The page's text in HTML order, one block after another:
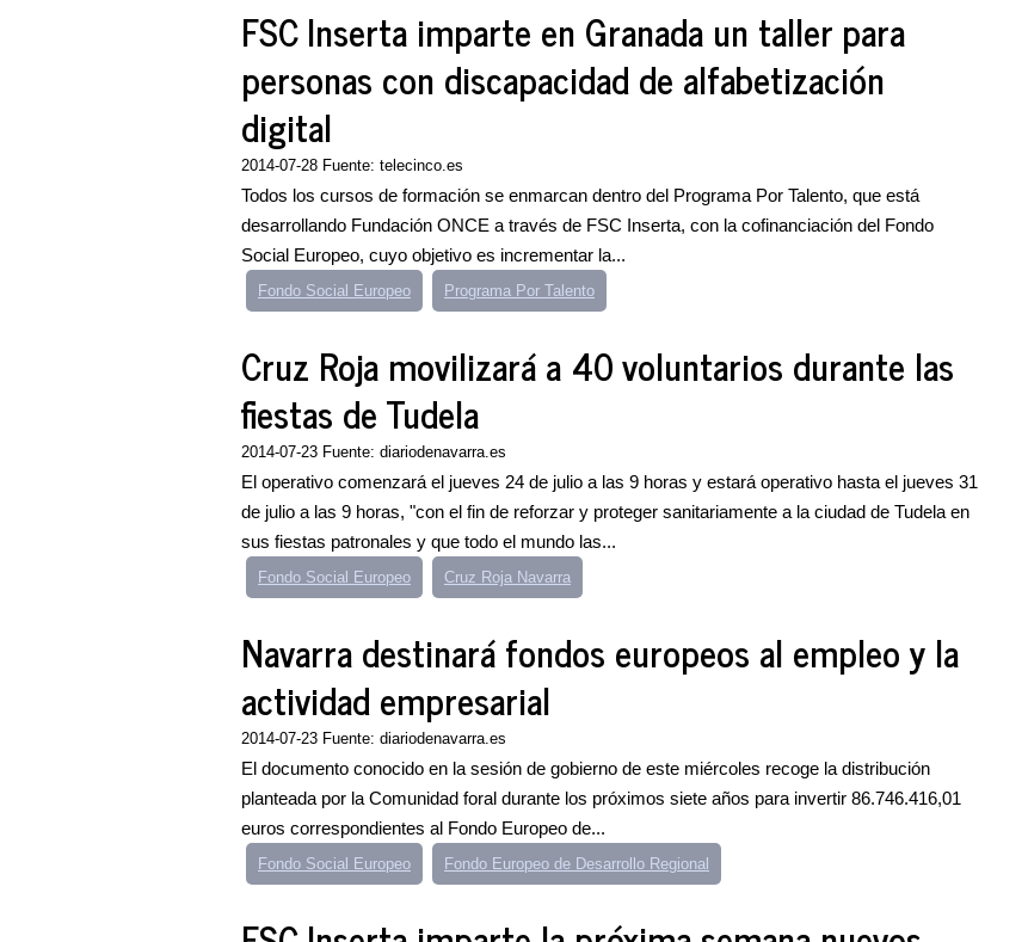
FSC Inserta imparte en Granada un taller para
personas con discapacidad de alfabetización
digital
2014-07-28 Fuente: telecinco.es
Todos los cursos de formación se enmarcan dentro del Programa Por Talento, que está
desarrollando Fundación ONCE a través de FSC Inserta, con la cofinanciación del Fondo
Social Europeo, cuyo objetivo es incrementar la...
Fondo Social Europeo Programa Por Talento
Cruz Roja movilizará a 40 voluntarios durante las
fiestas de Tudela
2014-07-23 Fuente: diariodenavarra.es
El operativo comenzará el jueves 24 de julio a las 9 horas y estará operativo hasta el jueves 31
de julio a las 9 horas, "con el fin de reforzar y proteger sanitariamente a la ciudad de Tudela en
sus fiestas patronales y que todo el mundo las...
Fondo Social Europeo Cruz Roja Navarra
Navarra destinará fondos europeos al empleo y la
actividad empresarial
2014-07-23 Fuente: diariodenavarra.es
El documento conocido en la sesión de gobierno de este miércoles recoge la distribución
planteada por la Comunidad foral durante los próximos siete años para invertir 86.746.416,01
euros correspondientes al Fondo Europeo de...
Fondo Social Europeo Fondo Europeo de Desarrollo Regional